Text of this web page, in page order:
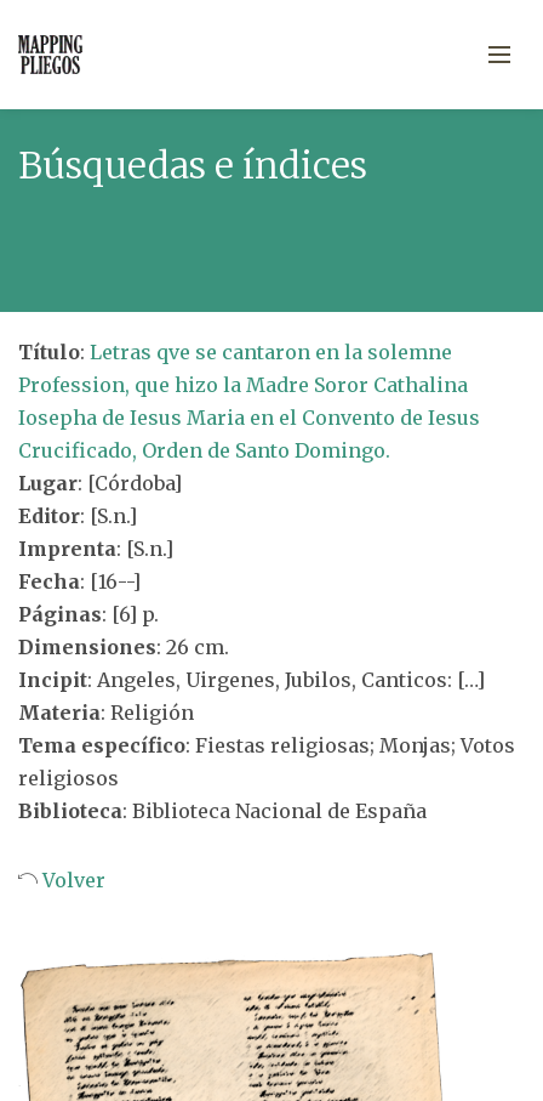
Búsquedas e índices
Título: Letras qve se cantaron en la solemne
Profession, que hizo la Madre Soror Cathalina
Iosepha de Iesus Maria en el Convento de Iesus
Crucificado, Orden de Santo Domingo.
Lugar: [Córdoba]
Editor: [S.n.]
Imprenta: [S.n.]
Fecha: [16--]
Páginas: [6] p.
Dimensiones: 26 cm.
Incipit: Angeles, Uirgenes, Jubilos, Canticos: […]
Materia: Religión
Tema específico: Fiestas religiosas; Monjas; Votos
religiosos
Biblioteca: Biblioteca Nacional de España
Volver